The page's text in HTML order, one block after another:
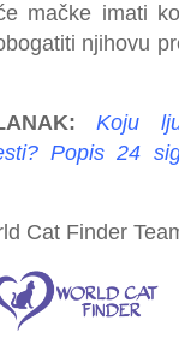
mačke imati
njihovu
Koju
Popis 24
Cat Finder